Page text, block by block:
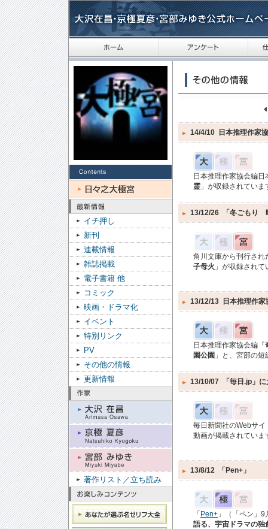
イチ押し
新刊
連載情報
雑誌掲載
電子書籍 他
コミック
映画・ドラマ化
イベント
特別リンク
PV
その他の情報
更新情報
著作リスト／立ち読み
14/4/10 日本推理作家
日本推理作家協会編
霊 」が収録されていま
13/12/26 「冬ごもり
角川文庫から刊行され
子母火 」が収録されて
13/12/13 日本推理作
日本推理作家協会編『
園公園 」と、宮部の短
13/10/07 「毎日.jp」
毎日新聞社のWebサイ
動画が掲載されていま
13/8/12 「Pen+」
「 Pen+ 」（「ペン」
語る、宇宙ドラマの独